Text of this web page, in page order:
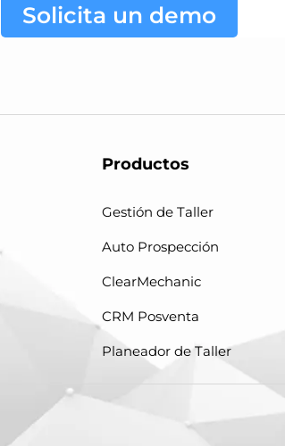
Solicita un demo
Productos
Gestión de Taller
Auto Prospección
ClearMechanic
CRM Posventa
Planeador de Taller